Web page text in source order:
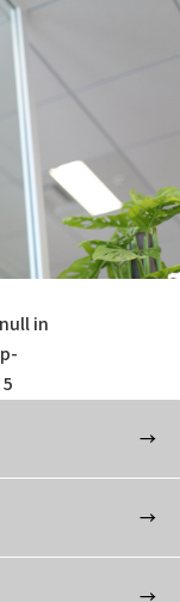
in
5